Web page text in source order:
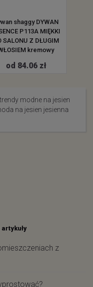
shaggy DYWAN
P113A MIĘKKI
SALONU Z DŁUGIM
kremowy
od 84.06 zł
modne na jesien
na jesien jesienna
z